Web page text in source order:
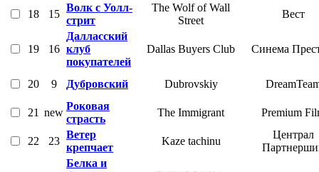
18 15
Волк с Уолл-
стрит
The Wolf of Wall
Street
Вест
19 16
Далласский
клуб
покупателей
Dallas Buyers Club Синема
20 9 Дубровский Dubrovskiy
21 new
Роковая
страсть
The Immigrant Premium
22 23
Ветер
крепчает
Kaze tachinu
Централ
Белка и